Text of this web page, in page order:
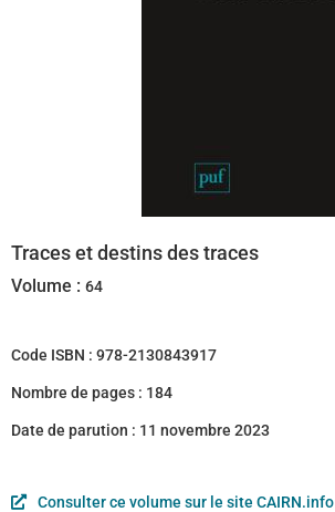
Traces et destins des traces
Volume : 64
Code ISBN : 978-2130843917
Nombre de pages : 184
Date de parution : 11 novembre 2023
Consulter ce volume sur le site CAIRN.info